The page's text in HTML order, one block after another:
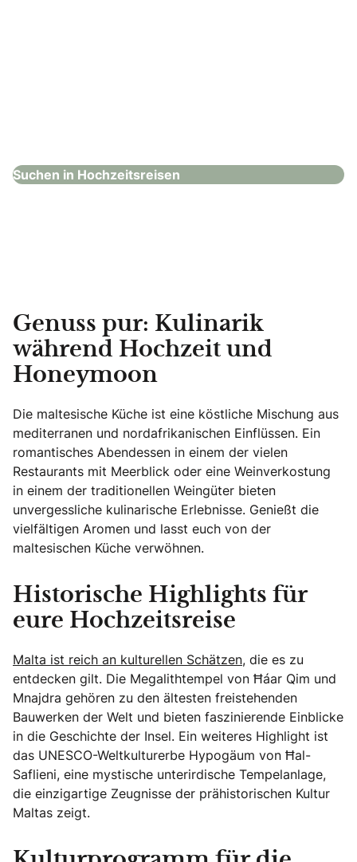
Suchen in Hochzeitsreisen
Genuss pur: Kulinarik
während Hochzeit und
Honeymoon
Die maltesische Küche ist eine köstliche Mischung aus
mediterranen und nordafrikanischen Einflüssen. Ein
romantisches Abendessen in einem der vielen
Restaurants mit Meerblick oder eine Weinverkostung
in einem der traditionellen Weingüter bieten
unvergessliche kulinarische Erlebnisse. Genießt die
vielfältigen Aromen und lasst euch von der
maltesischen Küche verwöhnen.
Historische Highlights für
eure Hochzeitsreise
Malta ist reich an kulturellen Schätzen, die es zu
entdecken gilt. Die Megalithtempel von Ħaġar Qim und
Mnajdra gehören zu den ältesten freistehenden
Bauwerken der Welt und bieten faszinierende Einblicke
in die Geschichte der Insel. Ein weiteres Highlight ist
das UNESCO-Weltkulturerbe Hypogäum von Ħal-
Saflieni, eine mystische unterirdische Tempelanlage,
die einzigartige Zeugnisse der prähistorischen Kultur
Maltas zeigt.